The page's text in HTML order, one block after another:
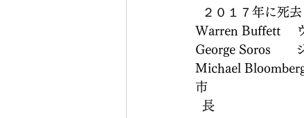
２０１７年に死
Warren Buffett 　
George Soros　　
Michael
市
  長